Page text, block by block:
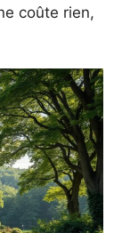
coûte rien,